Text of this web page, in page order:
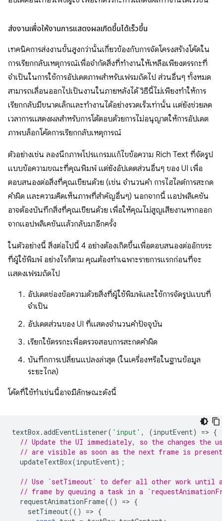
ส่งงานเพื่อให้งานการแสดงผลเกิดขึ้นได้เร็วขึ้น
เทคนิคการส่งงานขั้นสูงกว่านั้นเกี่ยวข้องกับการจัดโครงสร้างโค้ดใน
การเรียกกลับเหตุการณ์เพื่อจำกัดสิ่งที่ทำงานให้เหลือเพียงตรรกะที่
จำเป็นในการใช้การอัปเดตภาพสำหรับเฟรมถัดไป ส่วนอื่นๆ ทั้งหมด
สามารถเลื่อนออกไปเป็นงานในภายหลังได้ วิธีนี้ไม่เพียงทำให้การ
เรียกกลับมีขนาดเล็กและทำงานได้อย่างรวดเร็วเท่านั้น แต่ยังช่วยลด
เวลาการแสดงผลสำหรับการโต้ตอบด้วยการไม่อนุญาตให้การอัปเดต
ภาพบล็อกโค้ดการเรียกกลับเหตุการณ์
ตัวอย่างเช่น ลองนึกภาพโปรแกรมแก้ไขข้อความ Rich Text ที่จัดรูป
แบบข้อความขณะที่คุณพิมพ์ แต่ยังอัปเดตส่วนอื่นๆ ของ UI เพื่อ
ตอบสนองต่อสิ่งที่คุณเขียนด้วย (เช่น จำนวนคำ การไฮไลต์การสะกด
คำผิด และความคิดเห็นภาพที่สำคัญอื่นๆ) นอกจากนี้ แอปพลิเคชัน
อาจต้องบันทึกสิ่งที่คุณเขียนด้วย เพื่อให้คุณไม่สูญเสียงานหากออก
จากแอปพลิเคชันแล้วกลับมาอีกครั้ง
ในตัวอย่างนี้ สิ่งต่อไปนี้ 4 อย่างต้องเกิดขึ้นเพื่อตอบสนองต่ออักขระ
ที่ผู้ใช้พิมพ์ อย่างไรก็ตาม คุณต้องทำเฉพาะรายการแรกก่อนที่จะ
แสดงเฟรมถัดไป
อัปเดตช่องข้อความด้วยสิ่งที่ผู้ใช้พิมพ์และใช้การจัดรูปแบบที่
จำเป็น
อัปเดตส่วนของ UI ที่แสดงจำนวนคำปัจจุบัน
เรียกใช้ตรรกะเพื่อตรวจสอบการสะกดคำผิด
บันทึกการเปลี่ยนแปลงล่าสุด (ในเครื่องหรือในฐานข้อมูล
ระยะไกล)
โค้ดที่ใช้ทำเช่นนี้อาจมีลักษณะดังนี้
textBox.addEventListener( 'input' , (inputEvent) => {
// Update the UI immediately, so the changes the
// are visible as soon as the next frame is
updateTextBox(inputEvent);
// Use `setTimeout` to defer all other work until
// frame by queuing a task in a
requestAnimationFrame(() => {
setTimeout(() => {